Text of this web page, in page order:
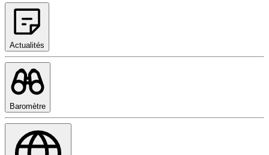
Actualités
Baromètre